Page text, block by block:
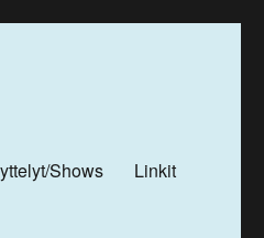
Shows Linkit